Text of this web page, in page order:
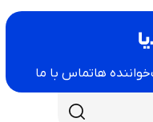
خواننده هاتماس با ما